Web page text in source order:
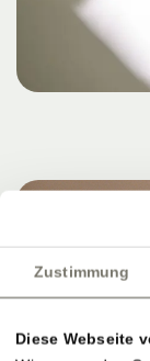
Zustimmung
Diese Webseite